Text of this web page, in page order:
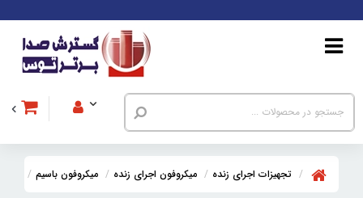
تجهیزات اجرای زنده میکروفون اجرای زنده میکروفون باسیم